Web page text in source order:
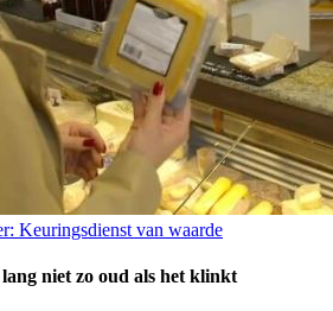
Keuringsdienst van waarde
niet zo oud als het klinkt